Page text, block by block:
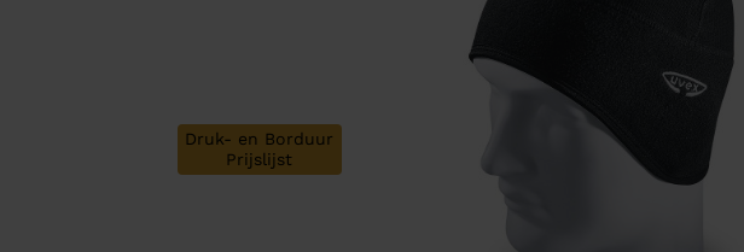
Druk- en Borduur
Prijslijst